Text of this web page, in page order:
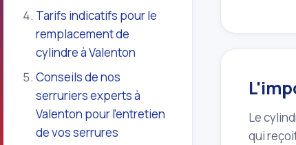
Tarifs indicatifs pour le
remplacement de
cylindre à Valenton
Conseils de nos
serruriers experts à
Valenton pour l'entretien
de vos serrures
Le
qui